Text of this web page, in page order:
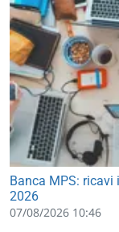
Banca MPS: ricavi
2026
07/08/2026 10:46